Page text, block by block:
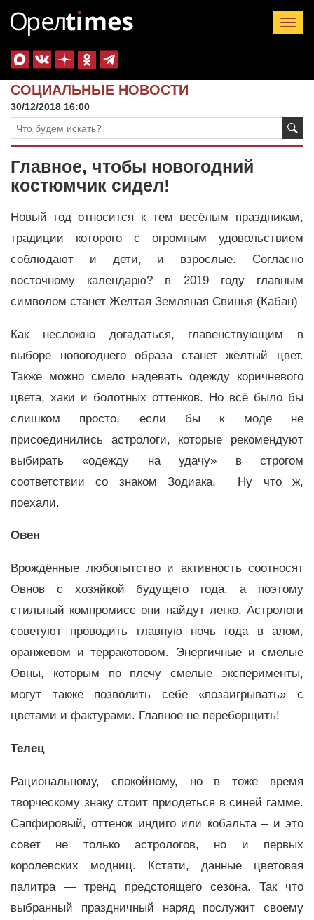
СОЦИАЛЬНЫЕ НОВОСТИ
30/12/2018 16:00
Главное, чтобы новогодний
костюмчик сидел!
Новый год относится к тем весёлым праздникам,
традиции которого с огромным удовольствием
соблюдают и дети, и взрослые. Согласно
восточному календарю? в 2019 году главным
символом станет Желтая Земляная Свинья (Кабан)
Как несложно догадаться, главенствующим в
выборе новогоднего образа станет жёлтый цвет.
Также можно смело надевать одежду коричневого
цвета, хаки и болотных оттенков. Но всё было бы
слишком просто, если бы к моде не
присоединились астрологи, которые рекомендуют
выбирать «одежду на удачу» в строгом
соответствии со знаком Зодиака. Ну что ж,
поехали.
Овен
Врождённые любопытство и активность соотносят
Овнов с хозяйкой будущего года, а поэтому
стильный компромисс они найдут легко. Астрологи
советуют проводить главную ночь года в алом,
оранжевом и терракотовом. Энергичные и смелые
Овны, которым по плечу смелые эксперименты,
могут также позволить себе «позаигрывать» с
цветами и фактурами. Главное не переборщить!
Телец
Рациональному, спокойному, но в тоже время
творческому знаку стоит приодеться в синей гамме.
Сапфировый, оттенок индиго или кобальта – и это
совет не только астрологов, но и первых
королевских модниц. Кстати, данные цветовая
палитра — тренд предстоящего сезона. Так что
выбранный праздничный наряд послужит своему